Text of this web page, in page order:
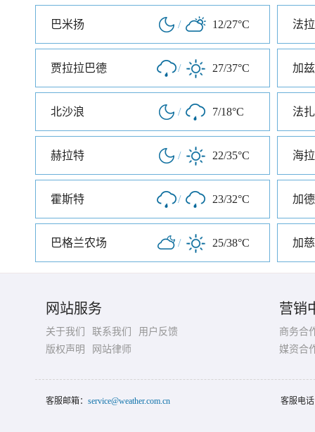
巴米扬 / 12/27°C 法
贾拉拉巴德 / 27/37°C 加
北沙浪 / 7/18°C 法
赫拉特 / 22/35°C 海
霍斯特 / 23/32°C 加
巴格兰农场 / 25/38°C 加
网站服务
关于我们 联系我们
用户反馈
版权声明
网站律师
营销
商务合
媒资合
客服邮箱： service@weather.com.cn 客服电